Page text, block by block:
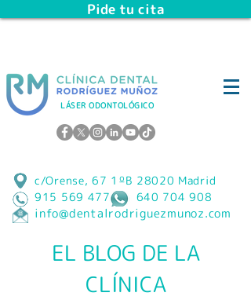
Pide tu cita
LÁSER ODONTOLÓGICO
c/Orense, 67 1ºB 28020 Madrid
915 569 477 640 704 908
info@dentalrodriguezmunoz.com
EL BLOG DE LA
CLÍNICA